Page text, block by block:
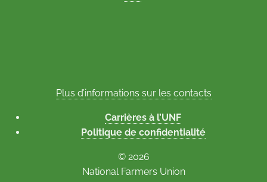
Plus d’informations sur les contacts
Carrières à l’UNF
Politique de confidentialité
© 2026
National Farmers Union